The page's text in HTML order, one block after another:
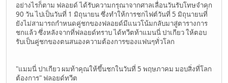
อย่างไรก็ตาม ฟลอยด์ ได้รับความกรุณาจากศาลเลื่อนวันรับโทษจำคุก
90 วัน ไปเป็นวันที่ 1 มิถุนายน ซึ่งทำให้การชกไฟต์วันที่ 5 มิถุนายนที่
ยังไม่สามารถกำหนดคู่ชกของฟลอยด์มีแนวโน้มกลับมาสู่ตารางการ
ชกแล้ว ซึ่งหลังจากที่ฟลอยด์ทราบ ได้ทวีตท้าแมนนี่ ปาเกียว ให้ตอบ
รับเป็นคู่ชกของตนสนองความต้องการของแฟนๆทั่วโลก
"แมมนี่ ปาเกียว ผมท้าคุณให้ขึ้นชกในวันที่ 5 พฤษภาคม มอบสิ่งที่โลก
ต้องการ" ฟลอยด์ทวีต